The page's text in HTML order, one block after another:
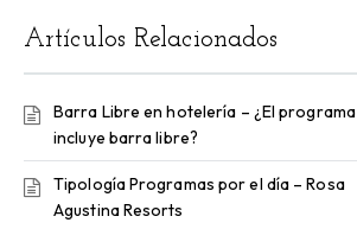
Artículos Relacionados
Barra Libre en hotelería – ¿El programa
incluye barra libre?
Tipología Programas por el día – Rosa
Agustina Resorts